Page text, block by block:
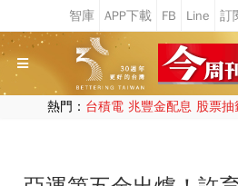
熱門： 台積電 兆豐金配息 股票抽